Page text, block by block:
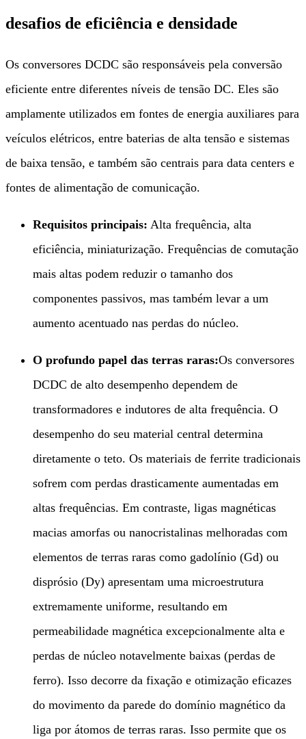
desafios de eficiência e densidade
Os conversores DCDC são responsáveis ​​pela conversão
eficiente entre diferentes níveis de tensão DC. Eles são
amplamente utilizados em fontes de energia auxiliares para
veículos elétricos, entre baterias de alta tensão e sistemas
de baixa tensão, e também são centrais para data centers e
fontes de alimentação de comunicação.
Requisitos principais:​ ​ Alta frequência, alta
eficiência, miniaturização. Frequências de comutação
mais altas podem reduzir o tamanho dos
componentes passivos, mas também levar a um
aumento acentuado nas perdas do núcleo.
O profundo papel das terras raras:​Os conversores
DCDC de alto desempenho dependem de
transformadores e indutores de alta frequência. O
desempenho do seu material central determina
diretamente o teto. Os materiais de ferrite tradicionais
sofrem com perdas drasticamente aumentadas em
altas frequências. Em contraste, ligas magnéticas
macias amorfas ou nanocristalinas melhoradas com
elementos de terras raras como gadolínio (Gd) ou
disprósio (Dy) apresentam uma microestrutura
extremamente uniforme, resultando em
permeabilidade magnética excepcionalmente alta e
perdas de núcleo notavelmente baixas (perdas de
ferro). Isso decorre da fixação e otimização eficazes
do movimento da parede do domínio magnético da
liga por átomos de terras raras. Isso permite que os